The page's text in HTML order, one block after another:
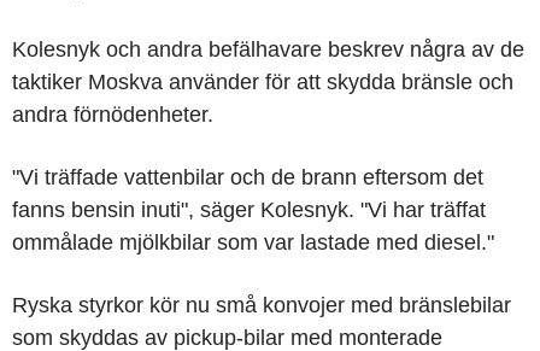
Kolesnyk och andra befälhavare beskrev några av de
taktiker Moskva använder för att skydda bränsle och
andra förnödenheter.
"Vi träffade vattenbilar och de brann eftersom det
fanns bensin inuti", säger Kolesnyk. "Vi har träffat
ommålade mjölkbilar som var lastade med diesel."
Ryska styrkor kör nu små konvojer med bränslebilar
som skyddas av pickup-bilar med monterade